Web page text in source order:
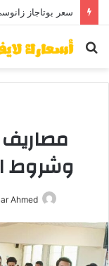
سعر بوتاجاز زانوسي
بحث
وشروط
Ahmed